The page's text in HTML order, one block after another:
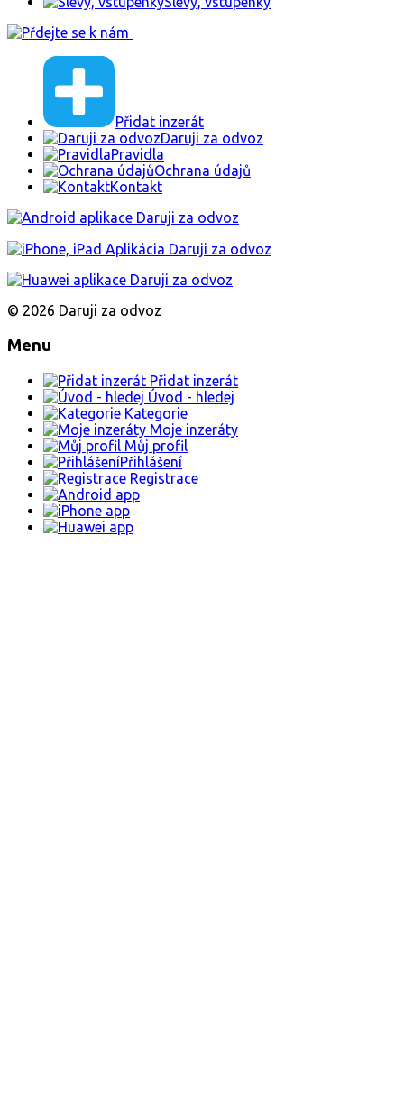
Přidat inzerát
Daruji za odvoz
Pravidla
Ochrana údajů
Kontakt
© 2026 Daruji za odvoz
Menu
Přidat inzerát
Úvod - hledej
Kategorie
Moje inzeráty
Můj profil
Přihlášení
Registrace